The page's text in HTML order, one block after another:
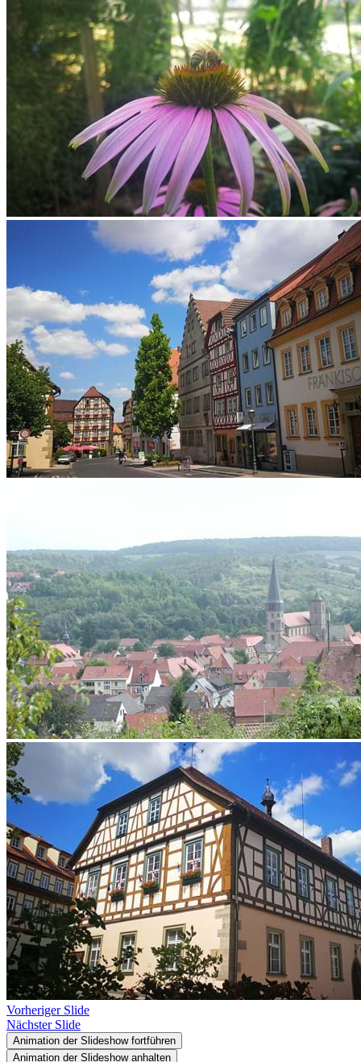
Vorheriger Slide
Nächster Slide
Animation der Slideshow fortführen
Animation der Slideshow anhalten